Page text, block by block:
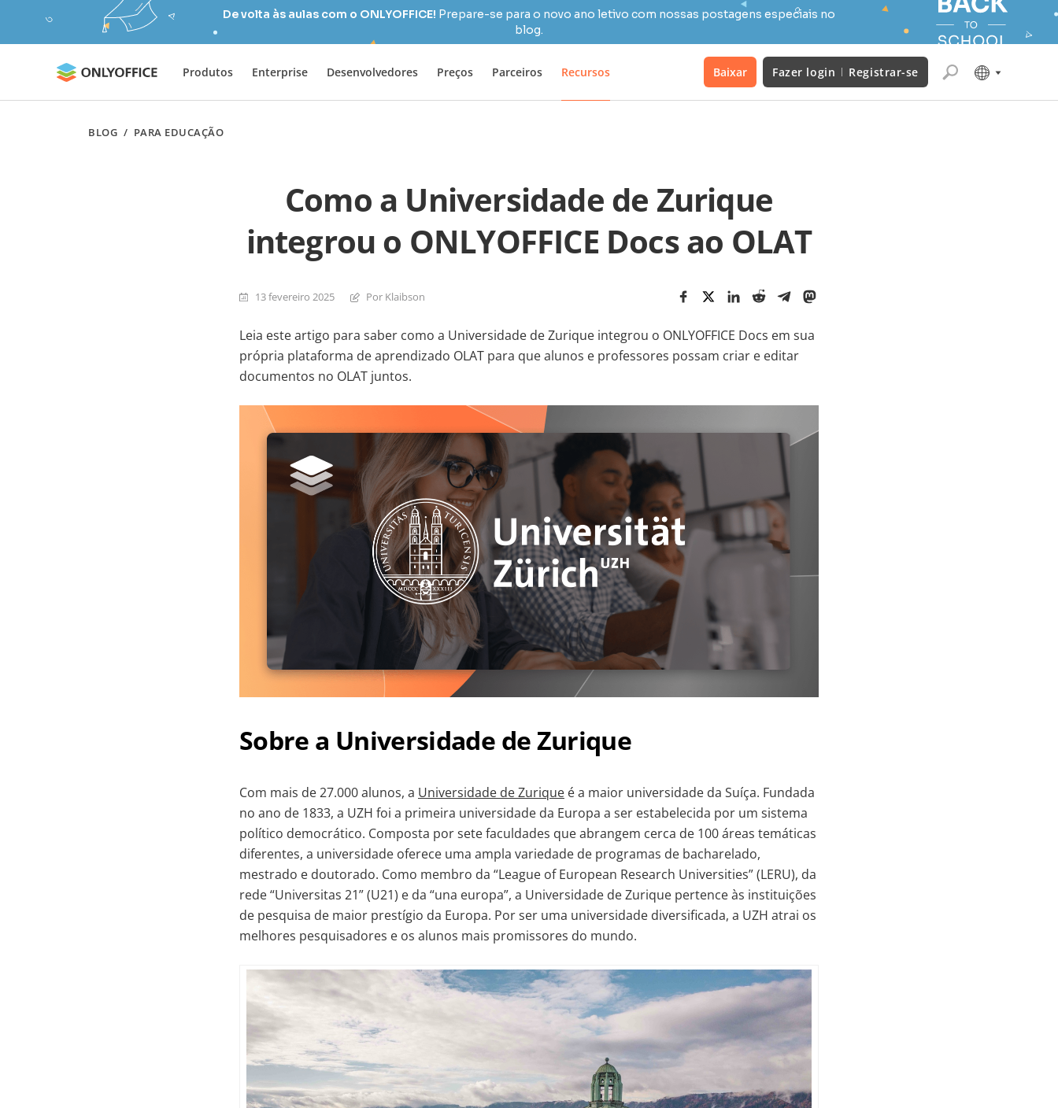
De volta às aulas com o ONLYOFFICE! Prepare-se para o novo ano letivo com nossas postagens especiais no
blog.
Produtos Enterprise Desenvolvedores Preços Parceiros Recursos Baixar Fazer login Registrar-se
BLOG / PARA EDUCAÇÃO
Como a Universidade de Zurique
integrou o ONLYOFFICE Docs ao OLAT
13 fevereiro 2025 Por Klaibson
Leia este artigo para saber como a Universidade de Zurique integrou o ONLYOFFICE Docs em sua
própria plataforma de aprendizado OLAT para que alunos e professores possam criar e editar
documentos no OLAT juntos.
Sobre a Universidade de Zurique
Com mais de 27.000 alunos, a Universidade de Zurique é a maior universidade da Suíça. Fundada
no ano de 1833, a UZH foi a primeira universidade da Europa a ser estabelecida por um sistema
político democrático. Composta por sete faculdades que abrangem cerca de 100 áreas temáticas
diferentes, a universidade oferece uma ampla variedade de programas de bacharelado,
mestrado e doutorado. Como membro da “League of European Research Universities” (LERU), da
rede “Universitas 21” (U21) e da “una europa”, a Universidade de Zurique pertence às instituições
de pesquisa de maior prestígio da Europa. Por ser uma universidade diversificada, a UZH atrai os
melhores pesquisadores e os alunos mais promissores do mundo.